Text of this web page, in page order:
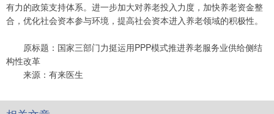
有力的政策支持体系。进一步加大对养老投入力度，加快养老资金整
合，优化社会资本参与环境，提高社会资本进入养老领域的积极性。
原标题：国家三部门力挺运用PPP模式推进养老服务业供给侧结
构性改革
来源：有来医生